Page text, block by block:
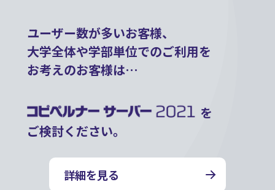
ユーザー数が多いお客様、
大学全体や学部単位でのご利用を
お考えのお客様は…
を
ご検討ください。
詳細を見る